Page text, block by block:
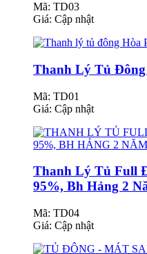
Mã: TD03
Giá: Cập nhật
Thanh Lý Tủ Đông
Mã: TD01
Giá: Cập nhật
Thanh Lý Tủ Full
95%, Bh Hảng 2
Mã: TD04
Giá: Cập nhật